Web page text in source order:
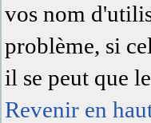
vos nom
problème, si
il se peut que
Revenir en